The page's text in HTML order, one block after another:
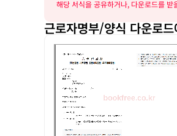
해당 서식을 공유하거나, 다운로드를
근로자명부/양식 다운로